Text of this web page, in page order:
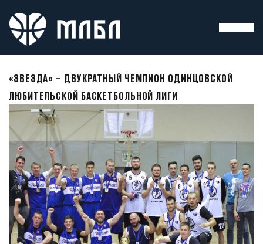
«ЗВЕЗДА» – ДВУКРАТНЫЙ ЧЕМПИОН ОДИНЦОВСКОЙ
ЛЮБИТЕЛЬСКОЙ БАСКЕТБОЛЬНОЙ ЛИГИ